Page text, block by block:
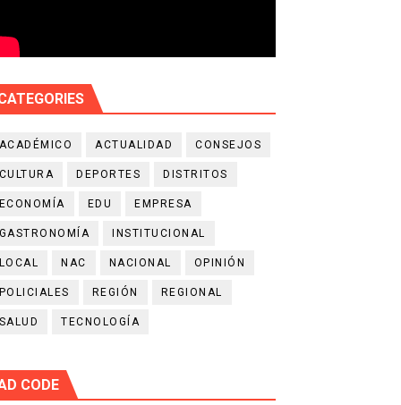
ACADÉMICO ACTUALIDAD CONSEJOS
CULTURA DEPORTES DISTRITOS
ECONOMÍA EDU EMPRESA
GASTRONOMÍA INSTITUCIONAL
LOCAL NAC NACIONAL OPINIÓN
POLICIALES REGIÓN REGIONAL
SALUD TECNOLOGÍA
CODE